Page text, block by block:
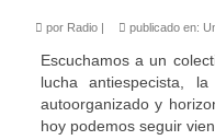
por Radio| publicado en:
Escuchamos a un
lucha antiespecista,
autoorganizado y
hoy podemos seguir